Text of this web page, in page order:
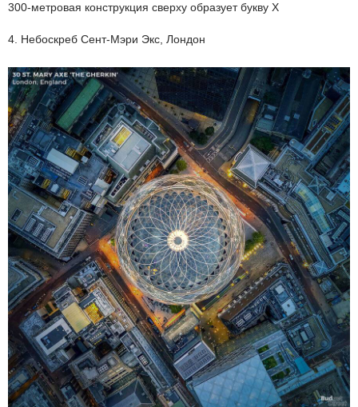
300-метровая конструкция сверху образует букву Х
4. Небоскреб Сент-Мэри Экс, Лондон